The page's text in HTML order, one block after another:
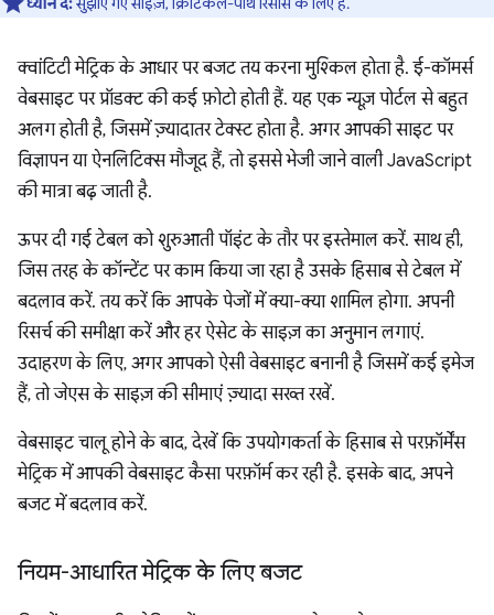
क्वांटिटी मेट्रिक के आधार पर बजट तय करना मुश्किल होता है. ई-कॉमर्स
वेबसाइट पर प्रॉडक्ट की कई फ़ोटो होती हैं. यह एक न्यूज़ पोर्टल से बहुत
अलग होती है, जिसमें ज़्यादातर टेक्स्ट होता है. अगर आपकी साइट पर
विज्ञापन या ऐनलिटिक्स मौजूद हैं, तो इससे भेजी जाने वाली JavaScript
की मात्रा बढ़ जाती है.
ऊपर दी गई टेबल को शुरुआती पॉइंट के तौर पर इस्तेमाल करें. साथ ही,
जिस तरह के कॉन्टेंट पर काम किया जा रहा है उसके हिसाब से टेबल में
बदलाव करें. तय करें कि आपके पेजों में क्या-क्या शामिल होगा. अपनी
रिसर्च की समीक्षा करें और हर ऐसेट के साइज़ का अनुमान लगाएं.
उदाहरण के लिए, अगर आपको ऐसी वेबसाइट बनानी है जिसमें कई इमेज
हैं, तो जेएस के साइज़ की सीमाएं ज़्यादा सख्त रखें.
वेबसाइट चालू होने के बाद, देखें कि उपयोगकर्ता के हिसाब से परफ़ॉर्मेंस
मेट्रिक में आपकी वेबसाइट कैसा परफ़ॉर्म कर रही है. इसके बाद, अपने
बजट में बदलाव करें.
नियम-आधारित मेट्रिक के लिए बजट